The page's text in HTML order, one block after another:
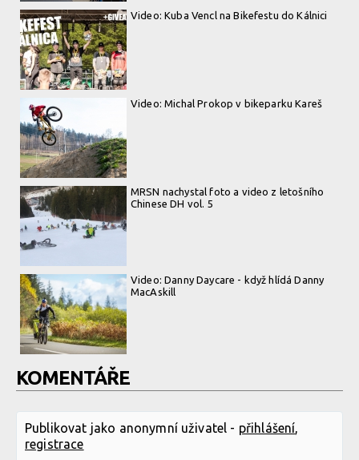
Video: Kuba Vencl na Bikefestu do Kálnici
Video: Michal Prokop v bikeparku Kareš
MRSN nachystal foto a video z letošního
Chinese DH vol. 5
Video: Danny Daycare - když hlídá Danny
MacAskill
KOMENTÁŘE
Publikovat jako anonymní uživatel - přihlášení
registrace